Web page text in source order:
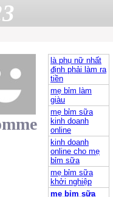
là phụ nữ nhất
định phải làm ra
tiền
mẹ bỉm làm
giàu
mẹ bỉm sữa
kinh doanh
online
kinh doanh
online cho mẹ
bỉm sữa
mẹ bỉm sữa
khởi nghiệp
mẹ bỉm sữa